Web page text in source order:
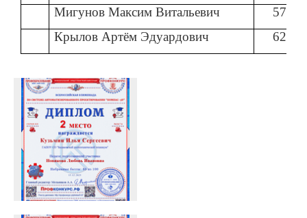
Мигунов Максим Витальевич
57
Крылов Артём Эдуардович
62